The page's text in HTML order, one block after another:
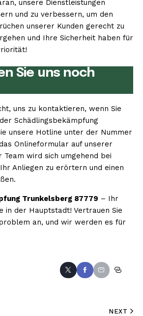
unsere Dienstleistungen
und zu verbessern, um den
unserer Kunden gerecht zu
und Ihre Sicherheit haben für
Sie uns noch
uns zu kontaktieren, wenn Sie
Schädlingsbekämpfung
unsere Hotline unter der Nummer
Onlineformular auf unserer
Team wird sich umgehend bei
Anliegen zu erörtern und einen
Trunkelsberg 87779 – Ihr
in der Hauptstadt! Vertrauen Sie
an, und wir werden es für
NEXT